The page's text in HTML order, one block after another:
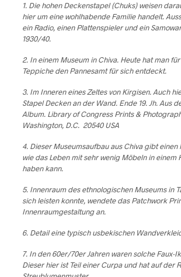
1. Die hohen Deckenstapel (Chuks) weisen
hier um eine wohlhabende Familie handelt.
ein Radio, einen Plattenspieler und ein
1930/40.
2. In einem Museum in Chiva. Heute hat man
Teppiche den Pannesamt für sich entdeckt.
3. Im Inneren eines Zeltes von Kirgisen. Auch
Stapel Decken an der Wand. Ende 19. Jh. Aus
Album. Library of Congress Prints &
Washington, D.C. 20540 USA
4. Dieser Museumsaufbau aus Chiva gibt
wie das Leben mit sehr wenig Möbeln in einem
haben kann.
5. Innenraum des ethnologischen Museums in
sich leisten konnte, wendete das Patchwork
Innenraumgestaltung an.
6. Detail eine typisch usbekischen
7. In den 60er/70er Jahren waren solche Faux-
Dieser hier ist Teil einer Curpa und hat auf der